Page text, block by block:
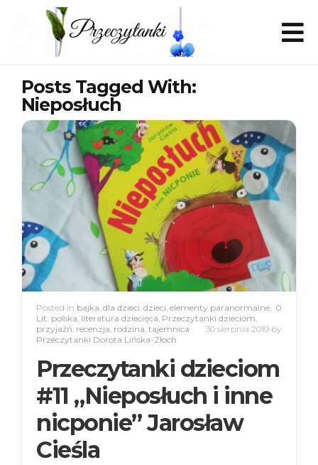
Posts Tagged With:
Nieposłuch
0
Posted in bajka, dla dzieci, dzieci, elementy paranormalne,
Lit. polska, literatura dziecięca, Przeczytanki dzieciom,
przyjaźń, recenzja, rodzina, tajemnica 30 sierpnia 2019 by
Przeczytanki Dorota Lińska-Złoch
Przeczytanki dzieciom
#11 „Nieposłuch i inne
nicponie” Jarosław
Cieśla